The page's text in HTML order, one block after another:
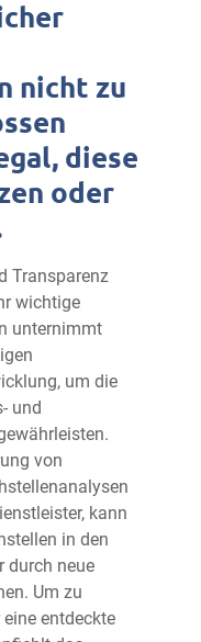
nicht zu
diese
oder
Transparenz
wichtige
unternimmt
um die
und
von
kann
in den
durch neue
Um zu
entdeckte